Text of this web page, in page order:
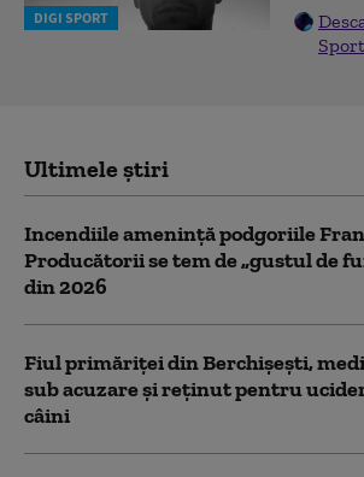
DIGI SPORT
Sport
Ultimele știri
Incendiile amenință podgoriile
Producătorii se tem de „gustul de
din 2026
Fiul primăriţei din Berchişeşti,
sub acuzare şi reţinut pentru
câini